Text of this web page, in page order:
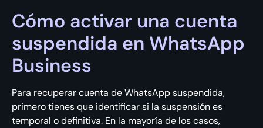
Cómo activar una cuenta
suspendida en WhatsApp
Business
Para recuperar cuenta de WhatsApp suspendida,
primero tienes que identificar si la suspensión es
temporal o definitiva. En la mayoría de los casos,